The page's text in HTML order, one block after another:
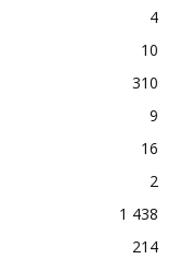
4
10
310
9
16
2
1 438
214